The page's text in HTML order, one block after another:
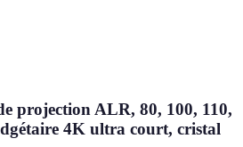
projection ALR, 80, 100, 110,
4K ultra court, cristal